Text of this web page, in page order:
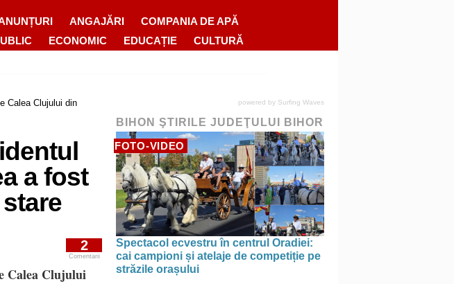
ANGAJĂRI
COMPANIA DE APĂ
ECONOMIC EDUCAȚIE CULTURĂ
Calea Clujului din
a fost
2
Comentarii
Calea Clujului
powered by Surfing Waves
BIHON ŞTIRILE JUDEŢULUI BIHOR
FOTO-VIDEO
Spectacol ecvestru în centrul Oradiei:
cai campioni și atelaje de competiție pe
străzile orașului